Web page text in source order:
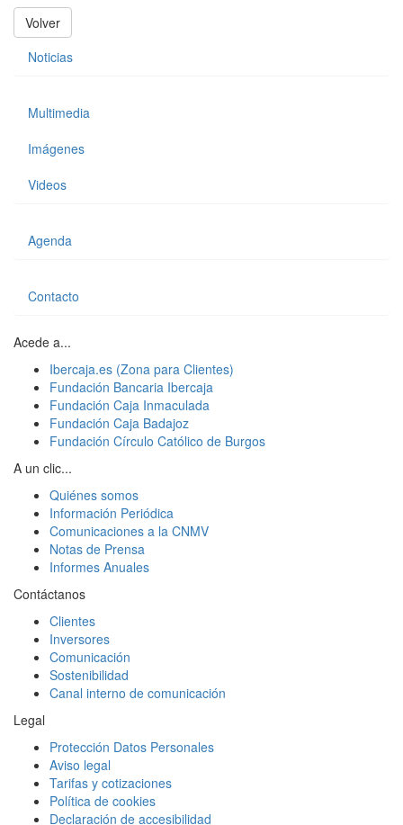
Volver
Noticias
Multimedia
Imágenes
Videos
Agenda
Contacto
Acede a...
Ibercaja.es (Zona para Clientes)
Fundación Bancaria Ibercaja
Fundación Caja Inmaculada
Fundación Caja Badajoz
Fundación Círculo Católico de Burgos
A un clic...
Quiénes somos
Información Periódica
Comunicaciones a la CNMV
Notas de Prensa
Informes Anuales
Contáctanos
Clientes
Inversores
Comunicación
Sostenibilidad
Canal interno de comunicación
Legal
Protección Datos Personales
Aviso legal
Tarifas y cotizaciones
Política de cookies
Declaración de accesibilidad